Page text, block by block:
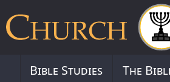
Bible Studies The